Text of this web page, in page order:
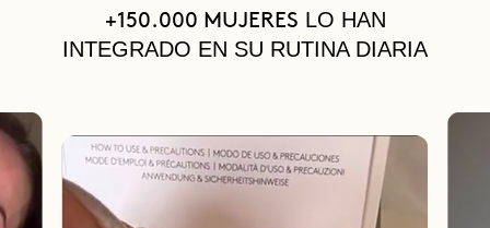
+150.000 MUJERES LO HAN
INTEGRADO EN SU RUTINA DIARIA